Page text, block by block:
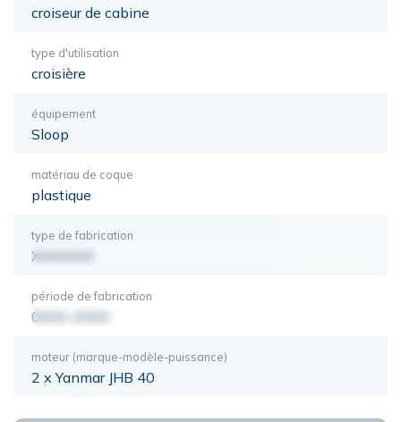
croiseur de cabine
type d'utilisation
croisière
équipement
Sloop
matériau de coque
plastique
type de fabrication
XXXXXXX
période de fabrication
0000-0000
moteur (marque-modèle-puissance)
2 x Yanmar JHB 40